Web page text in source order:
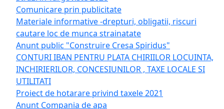
Comunicare prin publicitate
Materiale informative -drepturi, obligatii, riscuri
cautare loc de munca strainatate
Anunt public "Construire Cresa Spiridus"
CONTURI IBAN PENTRU PLATA CHIRIILOR LOCUINTA,
INCHIRIERILOR, CONCESIUNILOR , TAXE LOCALE SI
UTILITATI
Proiect de hotarare privind taxele 2021
Anunt Compania de apa